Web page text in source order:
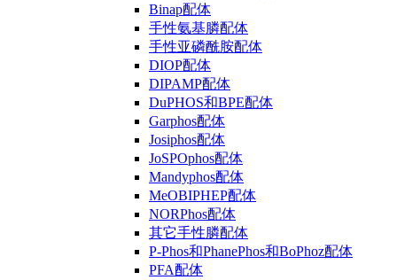
Binap配体
手性氨基膦配体
手性亚磷酰胺配体
DIOP配体
DIPAMP配体
DuPHOS和BPE配体
Garphos配体
Josiphos配体
JoSPOphos配体
Mandyphos配体
MeOBIPHEP配体
NORPhos配体
其它手性膦配体
P-Phos和PhanePhos和BoPhoz配体
PFA配体